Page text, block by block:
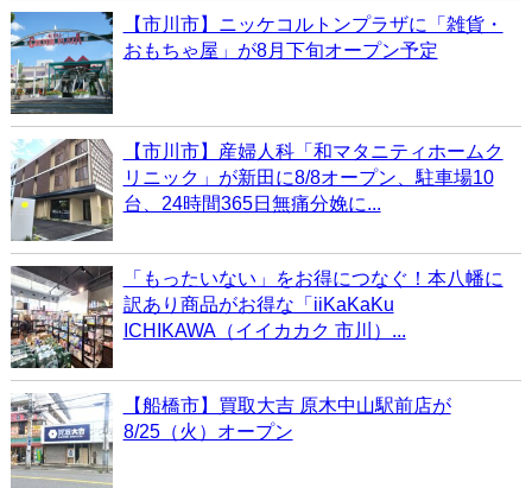
【市川市】ニッケコルトンプラザに「雑貨・
おもちゃ屋」が8月下旬オープン予定
【市川市】産婦人科「和マタニティホームク
リニック」が新田に8/8オープン、駐車場10
台、24時間365日無痛分娩に...
「もったいない」をお得につなぐ！本八幡に
訳あり商品がお得な「iiKaKaKu
ICHIKAWA（イイカカク 市川）...
【船橋市】買取大吉 原木中山駅前店が
8/25（火）オープン